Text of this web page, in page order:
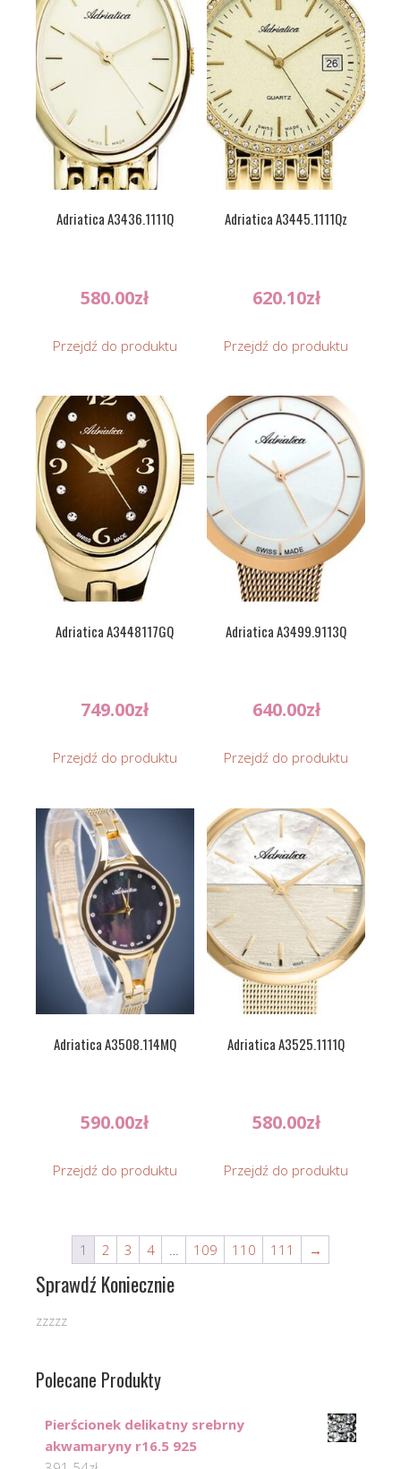
Adriatica A3436.1111Q
580.00zł
Przejdź do produktu
Adriatica A3445.1111Qz
620.10zł
Przejdź do produktu
Adriatica A3448117GQ
749.00zł
Przejdź do produktu
Adriatica A3499.9113Q
640.00zł
Przejdź do produktu
Adriatica A3508.114MQ
590.00zł
Przejdź do produktu
Adriatica A3525.1111Q
580.00zł
Przejdź do produktu
1 2 3 4 109 110 111 →
Sprawdź Koniecznie
zzzzz
Polecane Produkty
Pierścionek delikatny srebrny
akwamaryny r16.5 925